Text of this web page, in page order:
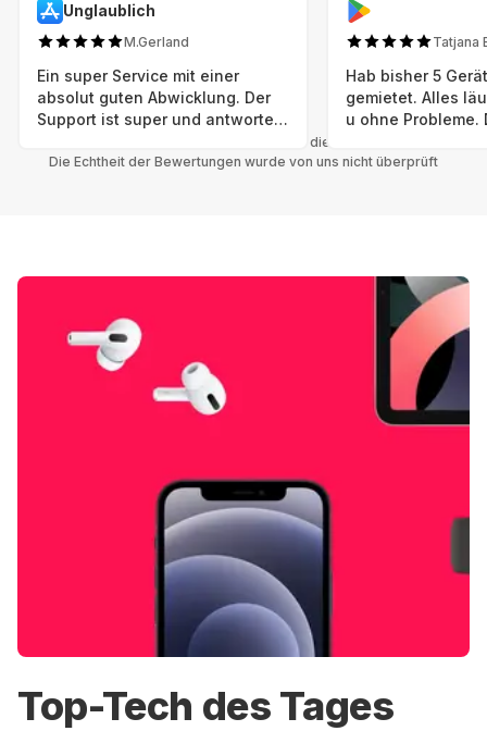
Unglaublich
M.Gerland
Ein super Service mit einer
absolut guten Abwicklung. Der
Support ist super und antworte
Tatjana
Hab bisher 5
gemietet. Alles
u ohne Probleme.
einwandfreien
Nachhaltig u wer
mal wieder ein
hat (Xbox,
Smartphone etc),
Grover nur
Möglichkeit
besteht nach
Alle Bewertungen beziehen sich auf die Grover App.
Die Echtheit der Bewertungen wurde von uns nicht überprüft
Top-Tech des Tages